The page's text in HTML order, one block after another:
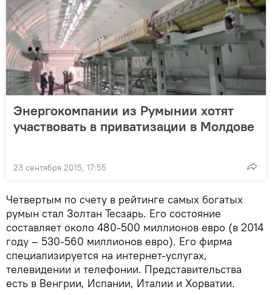
Энергокомпании из Румынии хотят
участвовать в приватизации в Молдове
23 сентября 2015, 17:55
Четвертым по счету в рейтинге самых богатых
румын стал Золтан Тесзарь. Его состояние
составляет около 480-500 миллионов евро (в 2014
году – 530-560 миллионов евро). Его фирма
специализируется на интернет-услугах,
телевидении и телефонии. Представительства
есть в Венгрии, Испании, Италии и Хорватии.